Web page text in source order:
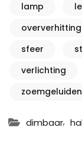
lamp
oververhitting
sfeer
verlichting
zoemgeluiden
dimbaar,